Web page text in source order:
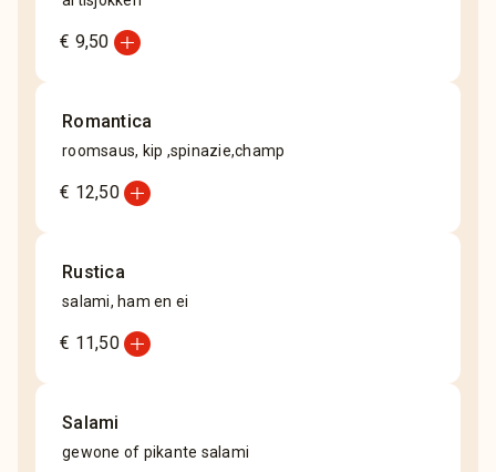
€ 9,50 add_circle
Romantica
roomsaus, kip ,spinazie,champ
€ 12,50add_circle
Rustica
salami, ham en ei
€ 11,50add_circle
Salami
gewone of pikante salami